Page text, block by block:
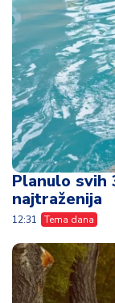
Planulo svih
najtraženija
12:31 Tema dana